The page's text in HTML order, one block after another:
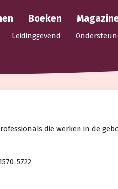
Boeken
Leidinggevend
die werken in de
5722